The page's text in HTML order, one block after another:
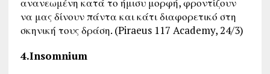
να μας δίνουν πάντα και κάτι διαφορετικό στη
σκηνική τους δράση. (Piraeus 117 Academy, 24/3)
4.Insomnium